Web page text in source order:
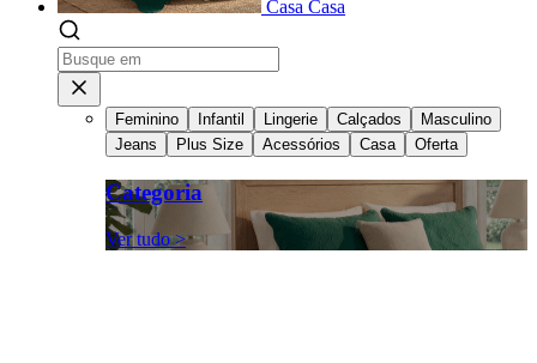
Casa Casa
Feminino Infantil Lingerie Calçados
Masculino
Jeans
Plus Size Acessórios Casa Oferta
Categoria
Ver tudo >